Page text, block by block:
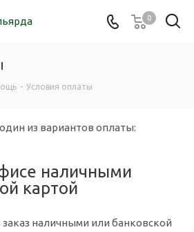
0
- Условия оплаты
из вариантов оплаты:
наличными
картой
наличными или банковской